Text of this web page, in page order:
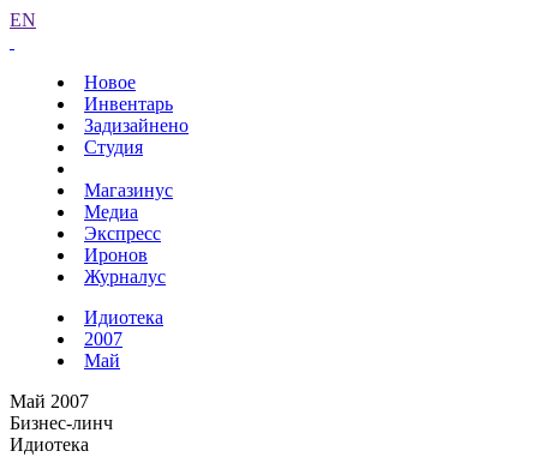
EN
Новое
Инвентарь
Задизайнено
Студия
Магазинус
Медиа
Экспресс
Иронов
Журналус
Идиотека
2007
Май
Май 2007
Бизнес-линч
Идиотека